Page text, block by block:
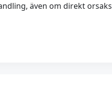
även om direkt